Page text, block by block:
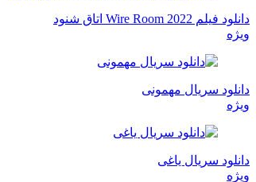
دانلود فیلم Wire Room 2022 اتاق شنود
ویژه
دانلود سریال مهمونی
ویژه
دانلود سریال یاغی
ویژه